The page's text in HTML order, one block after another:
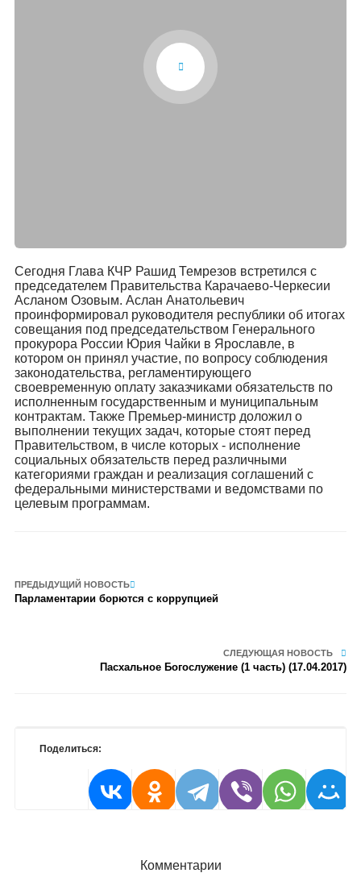
Сегодня Глава КЧР Рашид Темрезов встретился с
председателем Правительства Карачаево-Черкесии
Асланом Озовым. Аслан Анатольевич
проинформировал руководителя республики об итогах
совещания под председательством Генерального
прокурора России Юрия Чайки в Ярославле, в
котором он принял участие, по вопросу соблюдения
законодательства, регламентирующего
своевременную оплату заказчиками обязательств по
исполненным государственным и муниципальным
контрактам. Также Премьер-министр доложил о
выполнении текущих задач, которые стоят перед
Правительством, в числе которых - исполнение
социальных обязательств перед различными
категориями граждан и реализация соглашений с
федеральными министерствами и ведомствами по
целевым программам.
ПРЕДЫДУЩИЙ НОВОСТЬ
Парламентарии борются с коррупцией
СЛЕДУЮЩАЯ НОВОСТЬ
Пасхальное Богослужение (1 часть) (17.04.2017)
Поделиться:
Комментарии